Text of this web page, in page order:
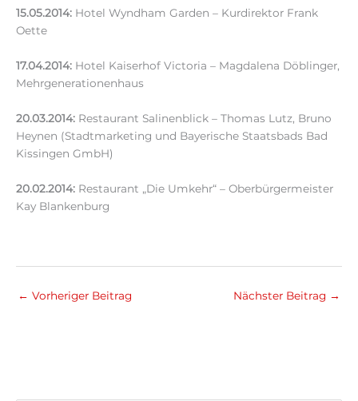
15.05.2014: Hotel Wyndham Garden – Kurdirektor Frank
Oette
17.04.2014: Hotel Kaiserhof Victoria – Magdalena Döblinger,
Mehrgenerationenhaus
20.03.2014: Restaurant Salinenblick – Thomas Lutz, Bruno
Heynen (Stadtmarketing und Bayerische Staatsbads Bad
Kissingen GmbH)
20.02.2014: Restaurant „Die Umkehr“ – Oberbürgermeister
Kay Blankenburg
← Vorheriger Beitrag Nächster Beitrag →